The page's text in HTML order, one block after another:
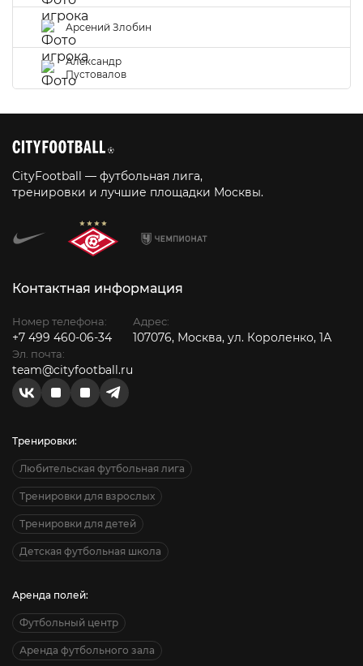
Арсений Злобин
Александр
Пустовалов
CityFootball — футбольная лига,
тренировки и лучшие площадки Москвы.
Контактная информация
Номер телефона:
+7 499 460-06-34
Эл. почта:
team@cityfootball.ru
Адрес:
107076, Москва, ул. Короленко, 1А
Тренировки:
Любительская футбольная лига
Тренировки для взрослых
Тренировки для детей
Детская футбольная школа
Аренда полей:
Футбольный центр
Аренда футбольного зала